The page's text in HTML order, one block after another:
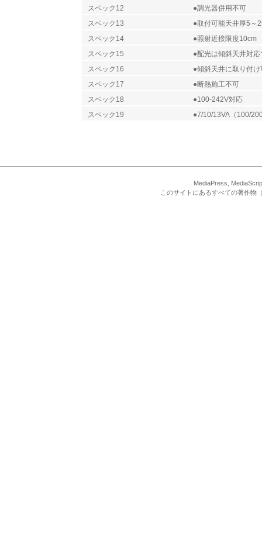
スペック12
●調光器併用不可
スペック13
●取付可能天井厚5～
スペック14
●照射近接限度10cm
スペック15
●配光は傾斜天井対
スペック16
●傾斜天井に取り付
スペック17
●断熱施工不可
スペック18
●100-242V対応
スペック19
●7/10/13VA（100/
MediaPress,
このサイトにあるすべての著作物